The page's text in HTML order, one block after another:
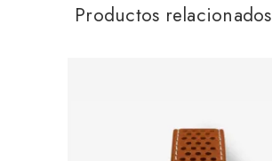
Productos relacionados